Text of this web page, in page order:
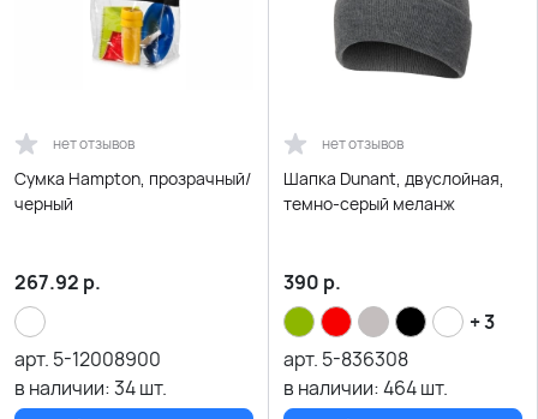
нет отзывов
Сумка Hampton, прозрачный/
черный
267.92 р.
арт. 5-12008900
в наличии:34шт.
нет отзывов
Шапка Dunant, двуслойная,
темно-серый меланж
390 р.
+ 3
арт. 5-836308
в наличии:464шт.